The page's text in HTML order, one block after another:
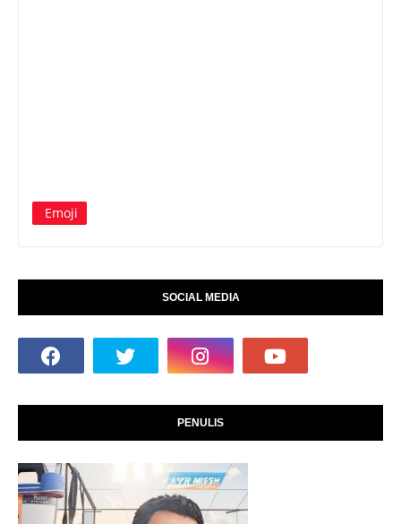
Emoji
SOCIAL MEDIA
PENULIS